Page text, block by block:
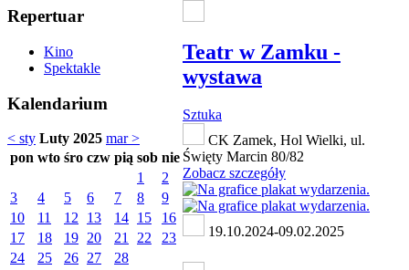
Repertuar
Kino
Spektakle
Kalendarium
< sty Luty 2025 mar >
pon wto śro czw pią sob nie
1
2
3
4 5 6 7 8
9
10
11 12 13 14 15
16
17
18 19 20 21 22
23
24
25 26 27 28
Teatr w Zamku -
wystawa
Sztuka
CK Zamek, Hol Wielki, ul.
Święty Marcin 80/82
Zobacz szczegóły
19.10.2024-09.02.2025